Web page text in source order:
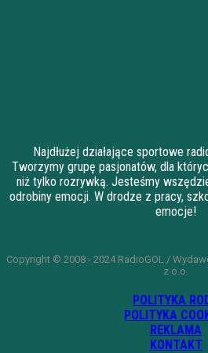
Najdłużej działające sportowe
Tworzymy grupę pasjonatów, dla
niż tylko rozrywką. Jesteśmy
odrobiny emocji. W drodze z pracy,
emocje!
Copyright © 2008 - 2024 RadioGOL /
z o.o.
POLITYKA
POLITYKA
REKLAMA
KONTAKT